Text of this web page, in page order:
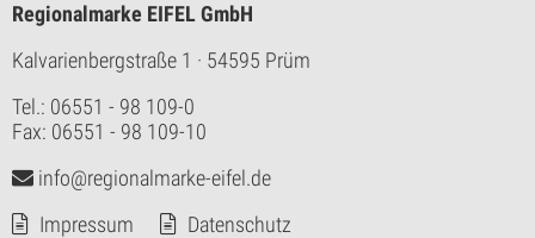
Regionalmarke EIFEL GmbH
Kalvarienbergstraße 1 · 54595 Prüm
Tel.: 06551 - 98 109-0
Fax: 06551 - 98 109-10
info@regionalmarke-eifel.de
Impressum
Datenschutz